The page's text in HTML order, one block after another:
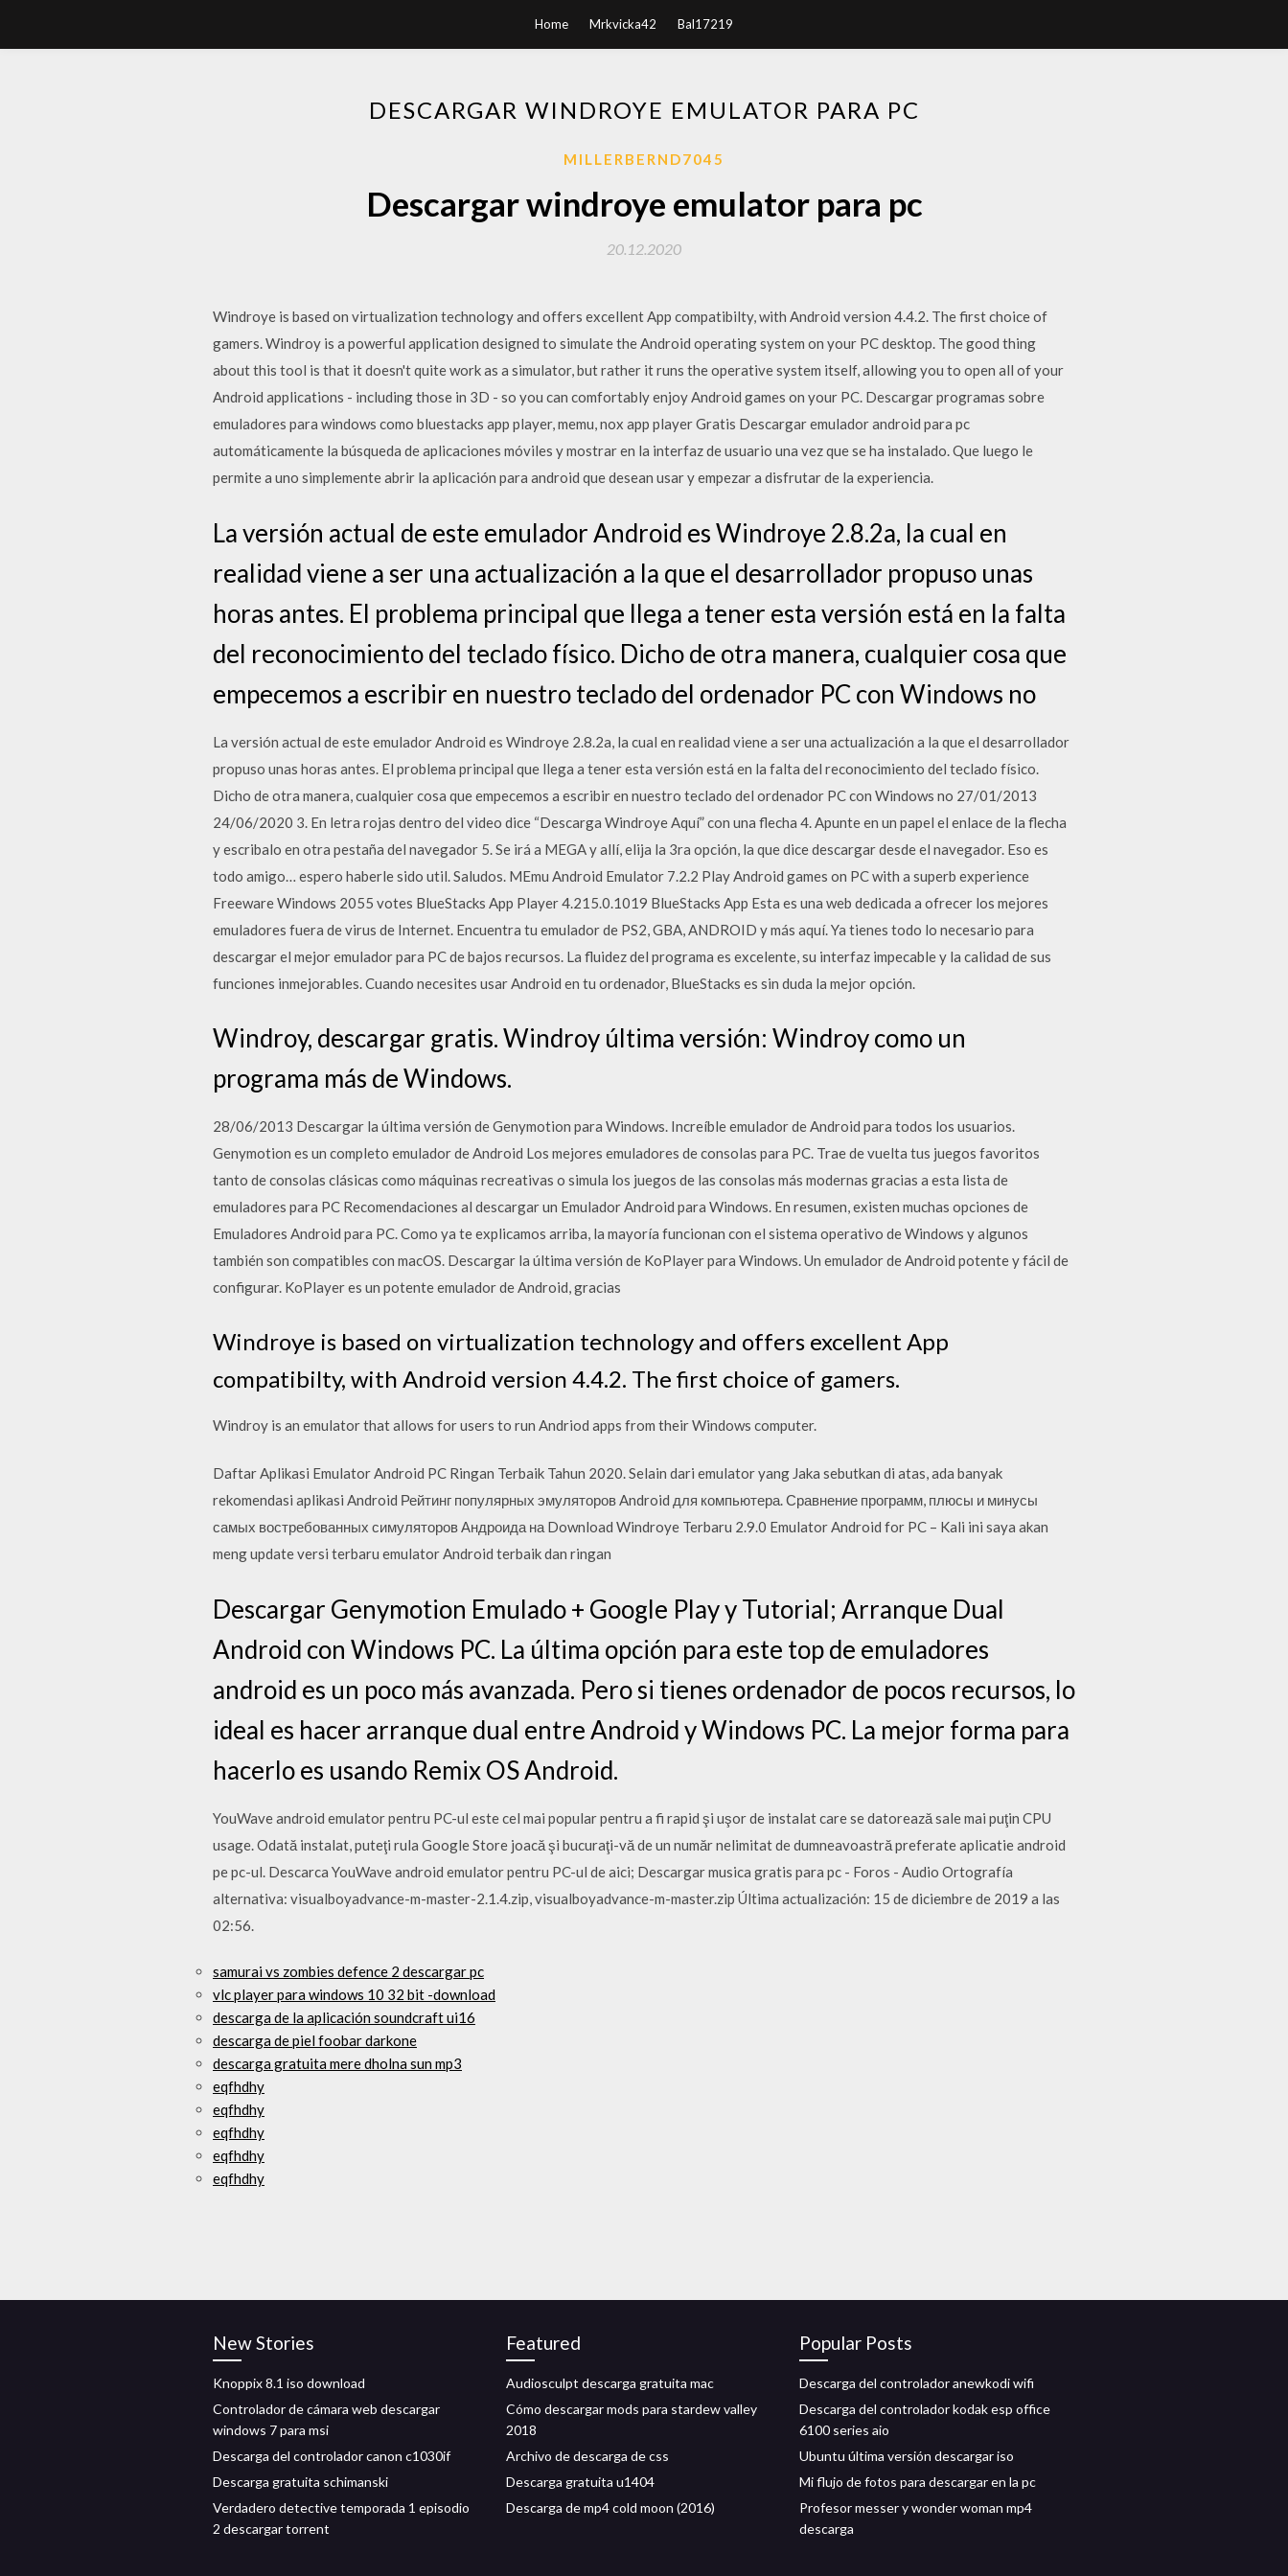
Home Mrkvicka42 Bal17219
DESCARGAR WINDROYE EMULATOR PARA PC
MILLERBERND7045
Descargar windroye emulator para pc
20.12.2020
Windroye is based on virtualization technology and offers excellent App compatibilty, with Android version 4.4.2. The first choice of
gamers. Windroy is a powerful application designed to simulate the Android operating system on your PC desktop. The good thing
about this tool is that it doesn't quite work as a simulator, but rather it runs the operative system itself, allowing you to open all of your
Android applications - including those in 3D - so you can comfortably enjoy Android games on your PC. Descargar programas sobre
emuladores para windows como bluestacks app player, memu, nox app player Gratis Descargar emulador android para pc
automáticamente la búsqueda de aplicaciones móviles y mostrar en la interfaz de usuario una vez que se ha instalado. Que luego le
permite a uno simplemente abrir la aplicación para android que desean usar y empezar a disfrutar de la experiencia.
La versión actual de este emulador Android es Windroye 2.8.2a, la cual en
realidad viene a ser una actualización a la que el desarrollador propuso unas
horas antes. El problema principal que llega a tener esta versión está en la falta
del reconocimiento del teclado físico. Dicho de otra manera, cualquier cosa que
empecemos a escribir en nuestro teclado del ordenador PC con Windows no
La versión actual de este emulador Android es Windroye 2.8.2a, la cual en realidad viene a ser una actualización a la que el desarrollador
propuso unas horas antes. El problema principal que llega a tener esta versión está en la falta del reconocimiento del teclado físico.
Dicho de otra manera, cualquier cosa que empecemos a escribir en nuestro teclado del ordenador PC con Windows no 27/01/2013
24/06/2020 3. En letra rojas dentro del video dice “Descarga Windroye Aquí” con una flecha 4. Apunte en un papel el enlace de la flecha
y escribalo en otra pestaña del navegador 5. Se irá a MEGA y allí, elija la 3ra opción, la que dice descargar desde el navegador. Eso es
todo amigo… espero haberle sido util. Saludos. MEmu Android Emulator 7.2.2 Play Android games on PC with a superb experience
Freeware Windows 2055 votes BlueStacks App Player 4.215.0.1019 BlueStacks App Esta es una web dedicada a ofrecer los mejores
emuladores fuera de virus de Internet. Encuentra tu emulador de PS2, GBA, ANDROID y más aquí. Ya tienes todo lo necesario para
descargar el mejor emulador para PC de bajos recursos. La fluidez del programa es excelente, su interfaz impecable y la calidad de sus
funciones inmejorables. Cuando necesites usar Android en tu ordenador, BlueStacks es sin duda la mejor opción.
Windroy, descargar gratis. Windroy última versión: Windroy como un
programa más de Windows.
28/06/2013 Descargar la última versión de Genymotion para Windows. Increíble emulador de Android para todos los usuarios.
Genymotion es un completo emulador de Android Los mejores emuladores de consolas para PC. Trae de vuelta tus juegos favoritos
tanto de consolas clásicas como máquinas recreativas o simula los juegos de las consolas más modernas gracias a esta lista de
emuladores para PC Recomendaciones al descargar un Emulador Android para Windows. En resumen, existen muchas opciones de
Emuladores Android para PC. Como ya te explicamos arriba, la mayoría funcionan con el sistema operativo de Windows y algunos
también son compatibles con macOS. Descargar la última versión de KoPlayer para Windows. Un emulador de Android potente y fácil de
configurar. KoPlayer es un potente emulador de Android, gracias
Windroye is based on virtualization technology and offers excellent App
compatibilty, with Android version 4.4.2. The first choice of gamers.
Windroy is an emulator that allows for users to run Andriod apps from their Windows computer.
Daftar Aplikasi Emulator Android PC Ringan Terbaik Tahun 2020. Selain dari emulator yang Jaka sebutkan di atas, ada banyak
rekomendasi aplikasi Android Рейтинг популярных эмуляторов Android для компьютера. Сравнение программ, плюсы и минусы
самых востребованных симуляторов Андроида на Download Windroye Terbaru 2.9.0 Emulator Android for PC – Kali ini saya akan
meng update versi terbaru emulator Android terbaik dan ringan
Descargar Genymotion Emulado + Google Play y Tutorial; Arranque Dual
Android con Windows PC. La última opción para este top de emuladores
android es un poco más avanzada. Pero si tienes ordenador de pocos recursos, lo
ideal es hacer arranque dual entre Android y Windows PC. La mejor forma para
hacerlo es usando Remix OS Android.
YouWave android emulator pentru PC-ul este cel mai popular pentru a fi rapid şi uşor de instalat care se datorează sale mai puţin CPU
usage. Odată instalat, puteţi rula Google Store joacă şi bucuraţi-vă de un număr nelimitat de dumneavoastră preferate aplicatie android
pe pc-ul. Descarca YouWave android emulator pentru PC-ul de aici; Descargar musica gratis para pc - Foros - Audio Ortografía
alternativa: visualboyadvance-m-master-2.1.4.zip, visualboyadvance-m-master.zip Última actualización: 15 de diciembre de 2019 a las
02:56.
samurai vs zombies defence 2 descargar pc
vlc player para windows 10 32 bit -download
descarga de la aplicación soundcraft ui16
descarga de piel foobar darkone
descarga gratuita mere dholna sun mp3
eqfhdhy
eqfhdhy
eqfhdhy
eqfhdhy
eqfhdhy
New Stories
Knoppix 8.1 iso download
Controlador de cámara web descargar
windows 7 para msi
Descarga del controlador canon c1030if
Descarga gratuita schimanski
Verdadero detective temporada 1 episodio
2 descargar torrent
Featured
Audiosculpt descarga gratuita mac
Cómo descargar mods para stardew valley
2018
Archivo de descarga de css
Descarga gratuita u1404
Descarga de mp4 cold moon (2016)
Popular Posts
Descarga del controlador anewkodi wifi
Descarga del controlador kodak esp office
6100 series aio
Ubuntu última versión descargar iso
Mi flujo de fotos para descargar en la pc
Profesor messer y wonder woman mp4
descarga